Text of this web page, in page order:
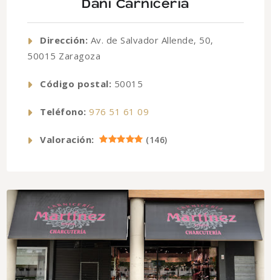
Dani Carnicería
Dirección: Av. de Salvador Allende, 50,
50015 Zaragoza
Código postal: 50015
Teléfono: 976 51 61 09
Valoración: (146)